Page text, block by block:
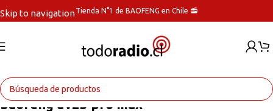
Skip to navigationTienda N°1 de BAOFENG en Chile 📻
baofeng uv25 pro max